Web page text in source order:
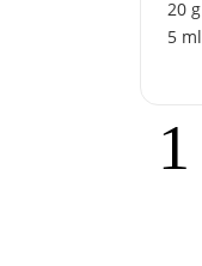
20 g
5 ml